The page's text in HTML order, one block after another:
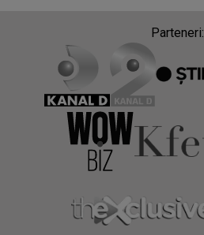
Parteneri: